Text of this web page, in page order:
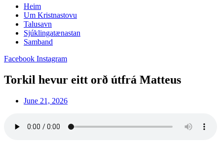
Heim
Um Kristnastovu
Talusavn
Sjúklingatænastan
Samband
Facebook Instagram
Torkil hevur eitt orð útfrá Matteus
June 21, 2026